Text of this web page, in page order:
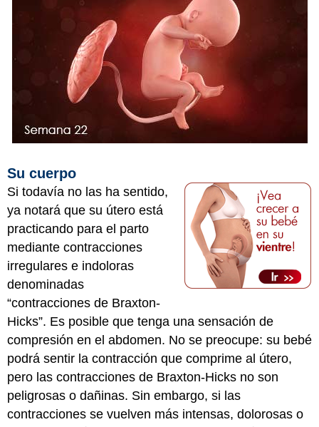
Su cuerpo
Si todavía no las ha sentido,
ya notará que su útero está
practicando para el parto
mediante contracciones
irregulares e indoloras
denominadas
“contracciones de Braxton-
Hicks”. Es posible que tenga una sensación de
compresión en el abdomen. No se preocupe: su bebé
podrá sentir la contracción que comprime al útero,
pero las contracciones de Braxton-Hicks no son
peligrosas o dañinas. Sin embargo, si las
contracciones se vuelven más intensas, dolorosas o